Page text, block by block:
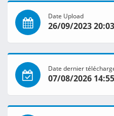
Date Upload
26/09/2023 20:03
Date dernier
07/08/2026 14:55